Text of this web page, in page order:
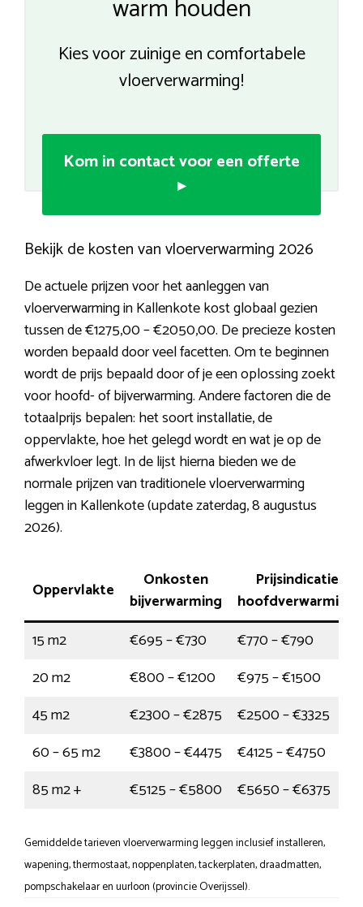
warm houden
Kies voor zuinige en comfortabele
vloerverwarming!
Kom in contact voor een offerte
▸
Bekijk de kosten van vloerverwarming 2026
De actuele prijzen voor het aanleggen van
vloerverwarming in Kallenkote kost globaal gezien
tussen de €1275,00 – €2050,00. De precieze kosten
worden bepaald door veel facetten. Om te beginnen
wordt de prijs bepaald door of je een oplossing zoekt
voor hoofd- of bijverwarming. Andere factoren die de
totaalprijs bepalen: het soort installatie, de
oppervlakte, hoe het gelegd wordt en wat je op de
afwerkvloer legt. In de lijst hierna bieden we de
normale prijzen van traditionele vloerverwarming
leggen in Kallenkote (update zaterdag, 8 augustus
2026).
Oppervlakte
Onkosten
bijverwarming
Prijsindicatie
hoofdverwarming
15 m2
€695 – €730
€770 – €790
20 m2
€800 – €1200
€975 – €1500
45 m2
€2300 – €2875
€2500 – €3325
60 – 65 m2
€3800 – €4475
€4125 – €4750
85 m2 +
€5125 – €5800 €5650 – €6375
Gemiddelde tarieven vloerverwarming leggen inclusief installeren,
wapening, thermostaat, noppenplaten, tackerplaten, draadmatten,
pompschakelaar en uurloon (provincie Overijssel).